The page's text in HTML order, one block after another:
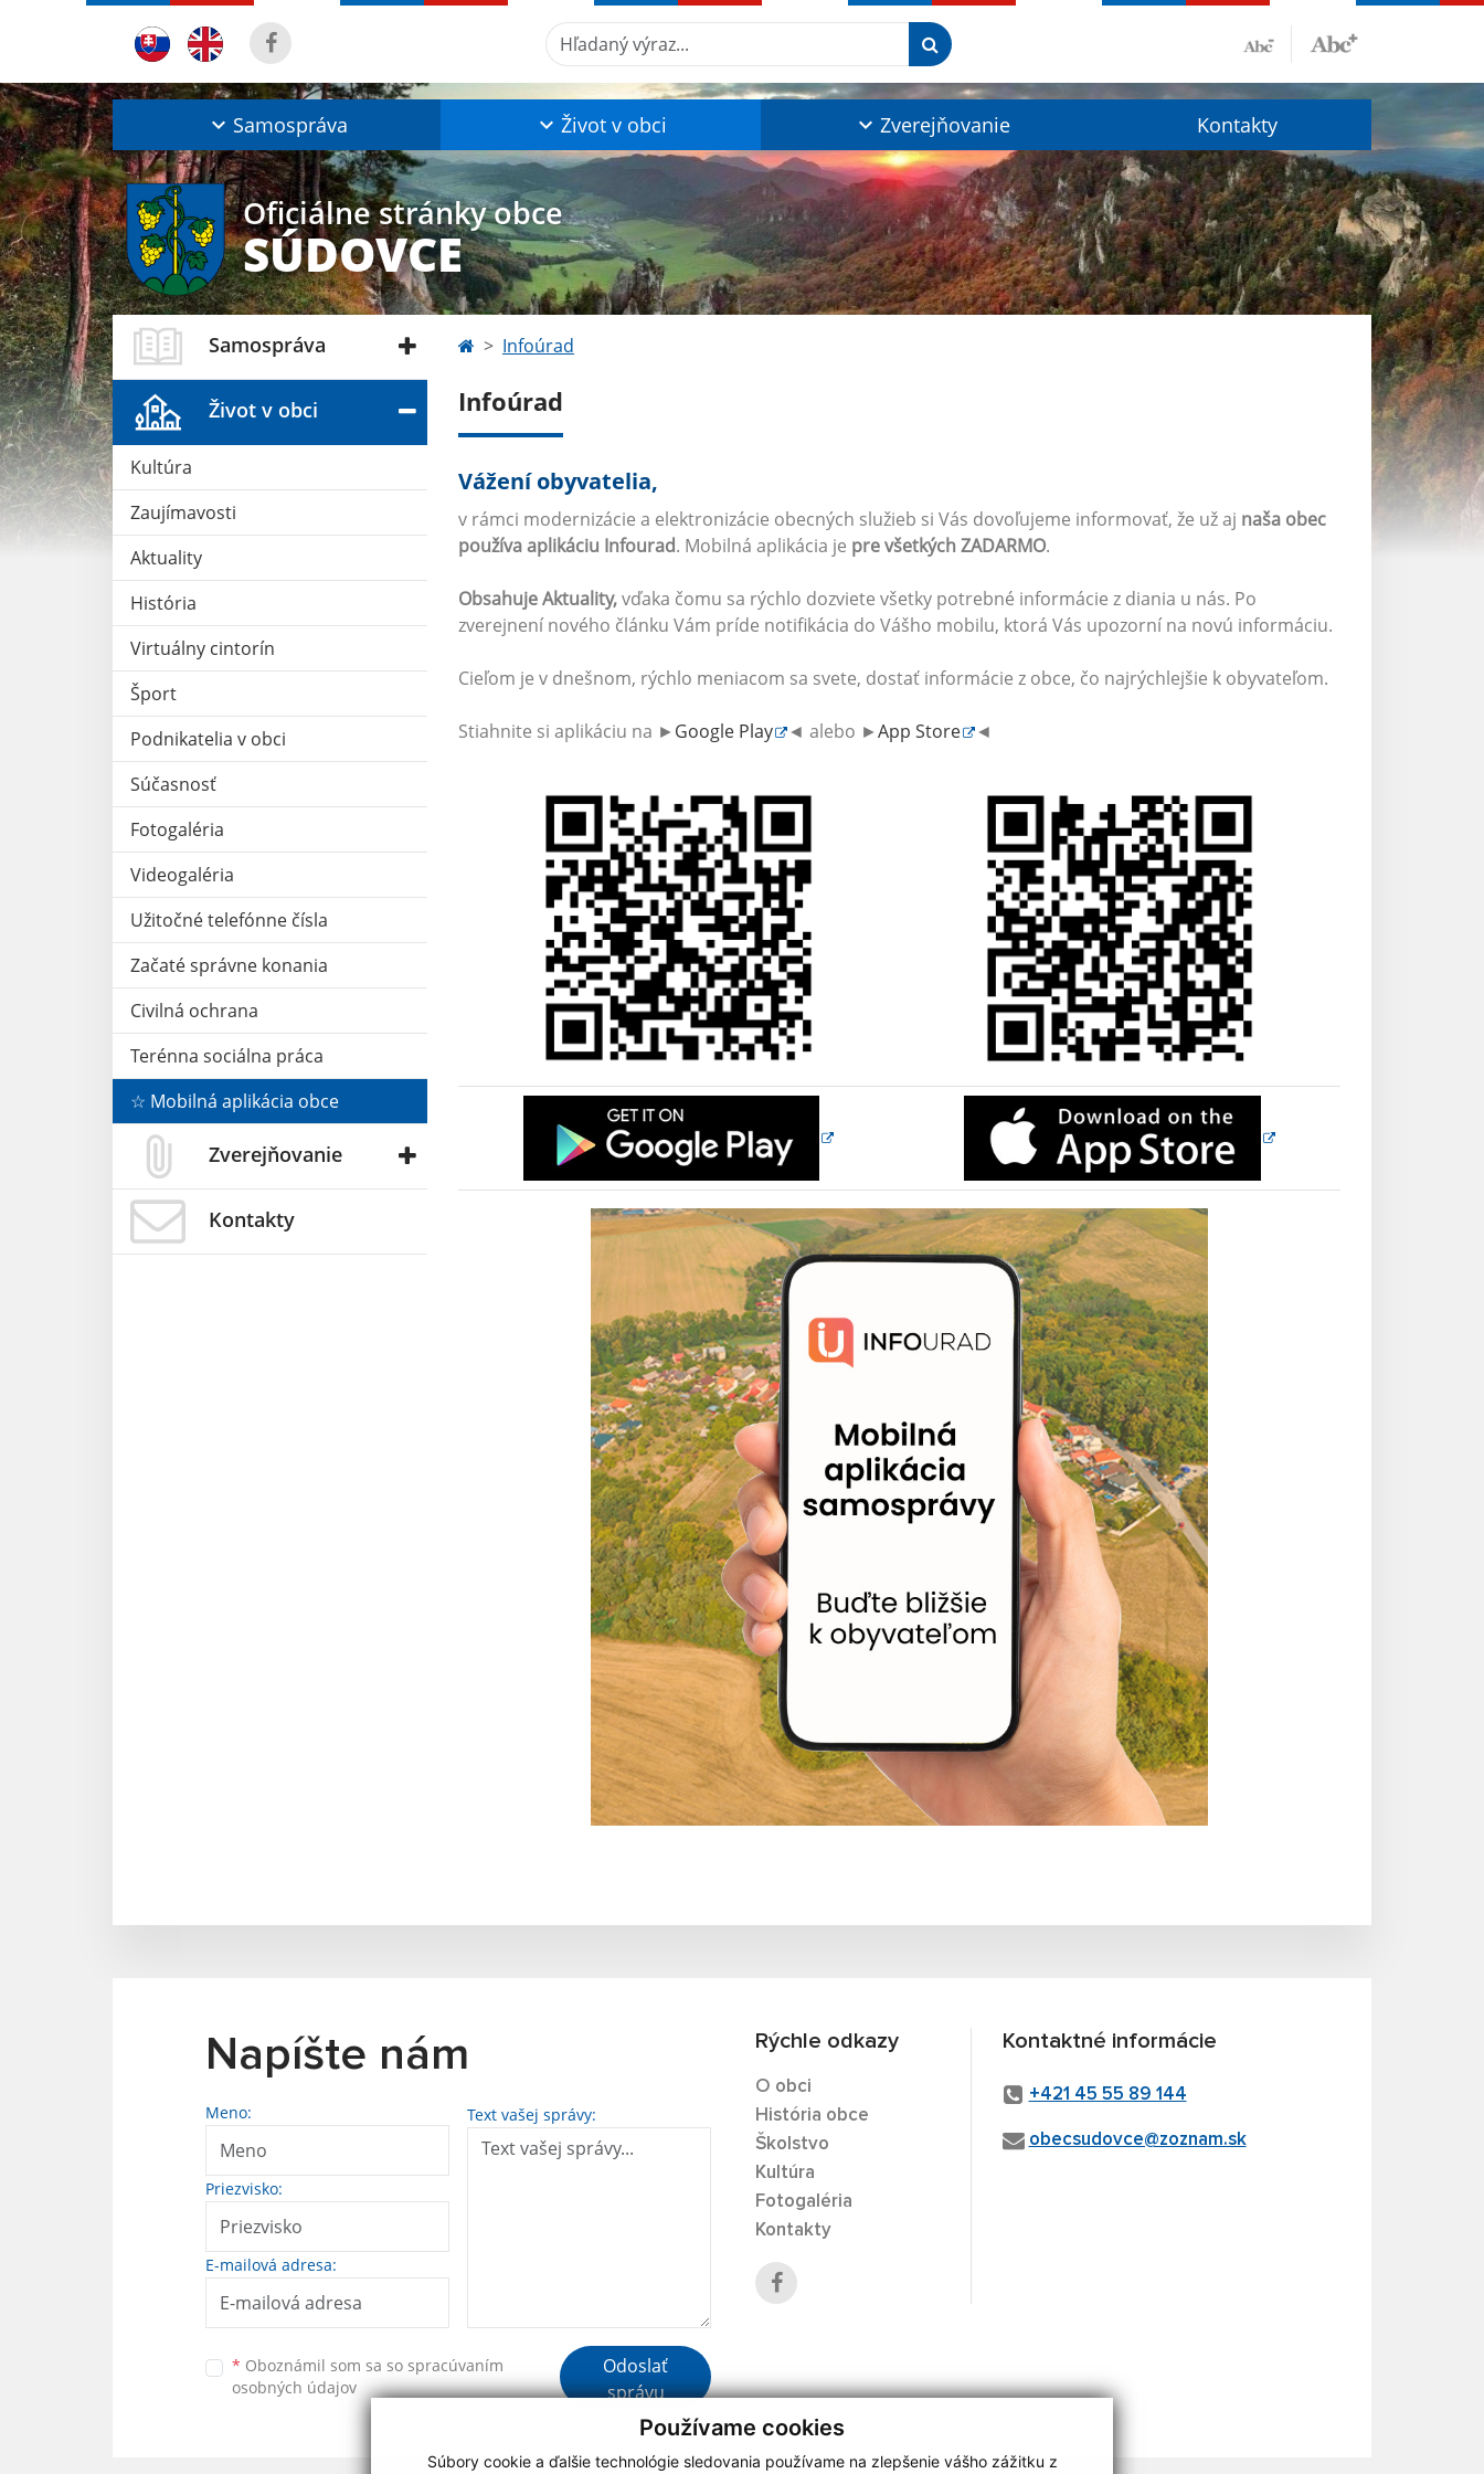
Používame cookies
Súbory cookie a ďalšie technológie sledovania používame na zlepšenie vášho zážitku z
Hľadaný výraz...
Samospráva Život v obci Zverejňovanie Kontakty
Oficiálne stránky obce
SÚDOVCE
Samospráva
Život v obci
Kultúra
Zaujímavosti
Aktuality
História
Virtuálny cintorín
Šport
Podnikatelia v obci
Súčasnosť
Fotogaléria
Videogaléria
Užitočné telefónne čísla
Začaté správne konania
Civilná ochrana
Terénna sociálna práca
☆ Mobilná aplikácia obce
Zverejňovanie
Kontakty
Infoúrad
Infoúrad
Vážení obyvatelia,
v rámci modernizácie a elektronizácie obecných služieb si Vás dovoľujeme informovať, že už aj naša obec
používa aplikáciu Infourad. Mobilná aplikácia je pre všetkých ZADARMO.
Obsahuje Aktuality,vďaka čomu sa rýchlo dozviete všetky potrebné informácie z diania u nás. Po
zverejnení nového článku Vám príde notifikácia do Vášho mobilu, ktorá Vás upozorní na novú informáciu.
Cieľom je v dnešnom, rýchlo meniacom sa svete, dostať informácie z obce, čo najrýchlejšie k obyvateľom.
Stiahnite si aplikáciu na ► Google Play ◄ alebo ►App Store ◄
Napíšte nám
Meno:
Priezvisko:
E-mailová adresa:
Text vašej správy:
* Oboznámil som sa so spracúvaním
osobných údajov
Odoslať
správu
Rýchle odkazy
O obci
História obce
Školstvo
Kultúra
Fotogaléria
Kontakty
Kontaktné informácie
+421 45 55 89 144
obecsudovce@zoznam.sk